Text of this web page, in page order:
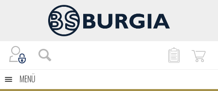
MENÜ